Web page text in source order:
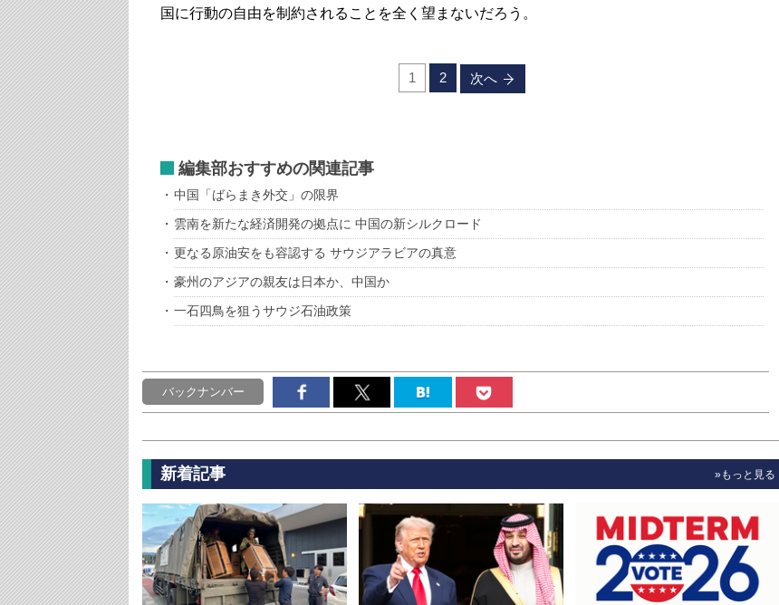
国に行動の自由を制約されることを全く望まないだろう。
1 2 次へ
編集部おすすめの関連記事
中国「ばらまき外交」の限界
雲南を新たな経済開発の拠点に 中国の新シルクロード
更なる原油安をも容認する サウジアラビアの真意
豪州のアジアの親友は日本か、中国か
一石四鳥を狙うサウジ石油政策
バックナンバー
新着記事 »もっと見る